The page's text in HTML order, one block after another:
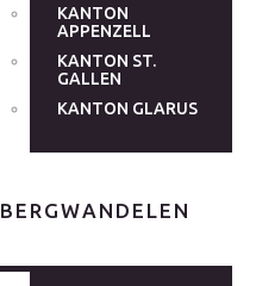
KANTON
APPENZELL
KANTON ST.
GALLEN
KANTON GLARUS
BERGWANDELEN